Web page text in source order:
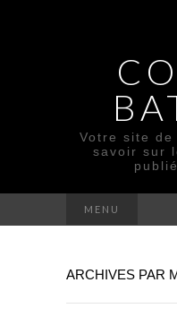
Votre site
savoir sur
MENU
ARCHIVES PAR